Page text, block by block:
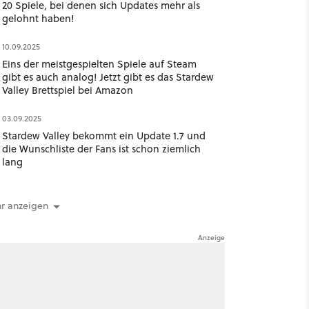
20 Spiele, bei denen sich Updates mehr als
gelohnt haben!
10.09.2025
Eins der meistgespielten Spiele auf Steam
gibt es auch analog! Jetzt gibt es das Stardew
Valley Brettspiel bei Amazon
03.09.2025
Stardew Valley bekommt ein Update 1.7 und
die Wunschliste der Fans ist schon ziemlich
lang
anzeigen